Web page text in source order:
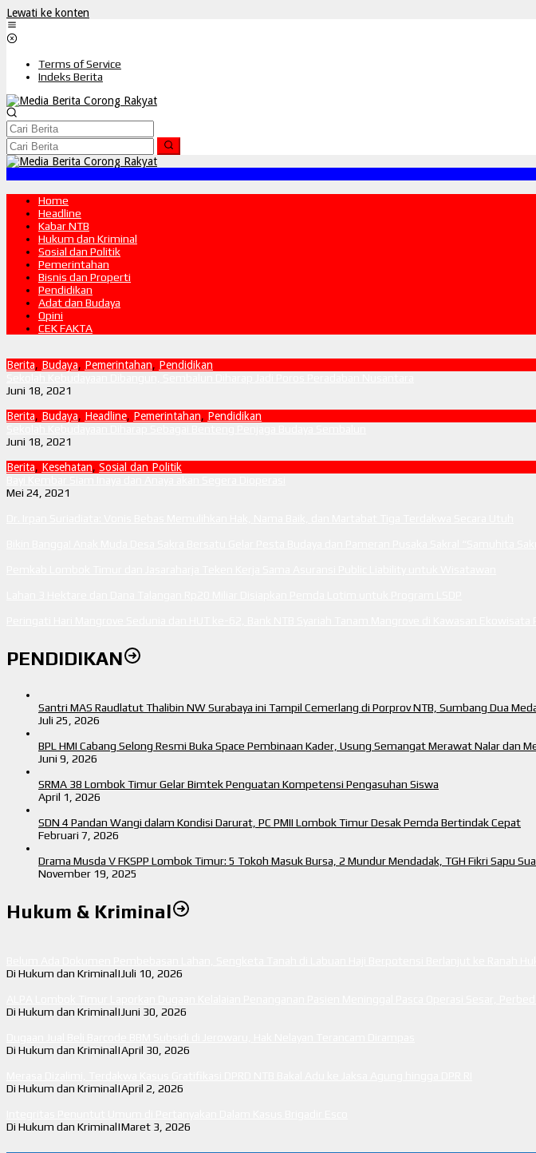
Lewati ke konten
Terms of Service
Indeks Berita
Home
Headline
Kabar NTB
Hukum dan Kriminal
Sosial dan Politik
Pemerintahan
Bisnis dan Properti
Pendidikan
Adat dan Budaya
Opini
CEK FAKTA
Berita, Budaya, Pemerintahan, Pendidikan
Juni 18, 2021
Berita, Budaya, Headline, Pemerintahan, Pendidikan
Juni 18, 2021
Berita, Kesehatan, Sosial dan Politik
Mei 24, 2021
PENDIDIKAN
Santri MAS Raudlatut Thalibin NW Surabaya ini Tampil Cemerlang di Porprov NTB, Sumbang Dua
Juli 25, 2026
BPL HMI Cabang Selong Resmi Buka Space Pembinaan Kader, Usung Semangat Merawat Nalar dan
Juni 9, 2026
SRMA 38 Lombok Timur Gelar Bimtek Penguatan Kompetensi Pengasuhan Siswa
April 1, 2026
SDN 4 Pandan Wangi dalam Kondisi Darurat, PC PMII Lombok Timur Desak Pemda Bertindak Cepat
Februari 7, 2026
Drama Musda V FKSPP Lombok Timur: 5 Tokoh Masuk Bursa, 2 Mundur Mendadak, TGH Fikri Sapu
November 19, 2025
Hukum & Kriminal
Di Hukum dan Kriminal|Juli 10, 2026
Di Hukum dan Kriminal|Juni 30, 2026
Di Hukum dan Kriminal|April 30, 2026
Di Hukum dan Kriminal|April 2, 2026
Di Hukum dan Kriminal|Maret 3, 2026